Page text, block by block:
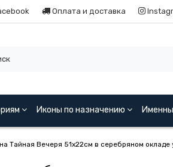
Оплата и доставка
Иконы по назначению
Тайная Вечеря 51x22см в серебряном